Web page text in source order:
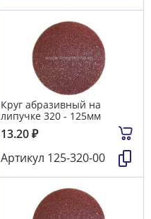
Круг абразивный на
липучке 320 - 125мм
13.20₽
Артикул 125-320-00